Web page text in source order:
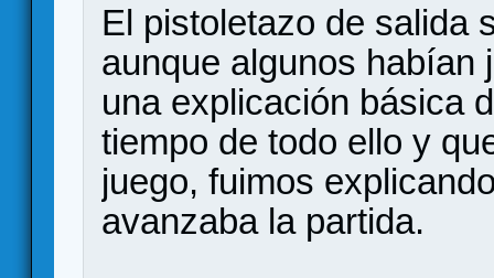
El pistoletazo de salida
aunque algunos habían
una explicación básica
tiempo de todo ello y
juego, fuimos
avanzaba la partida.